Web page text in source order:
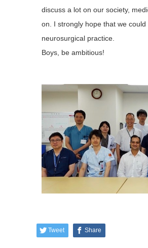
discuss a lot on our society,
on. I strongly hope that we
neurosurgical practice.
Boys, be ambitious!
Tweet Share